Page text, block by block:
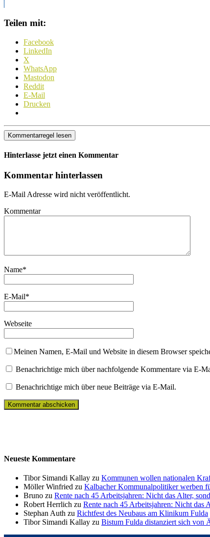
Teilen mit:
Facebook
LinkedIn
X
WhatsApp
Mastodon
Reddit
E-Mail
Drucken
Kommentarregel lesen
Hinterlasse jetzt einen Kommentar
Kommentar hinterlassen
E-Mail Adresse wird nicht veröffentlicht.
Kommentar
Name*
E-Mail*
Webseite
Meinen Namen, E-Mail und Website in diesem Browser
Benachrichtige mich über nachfolgende Kommentare via E-
Benachrichtige mich über neue Beiträge via E-Mail.
Neueste Kommentare
Tibor Simandi Kallay zu Kommunen wollen nationalen
Möller Winfried zu Kalbacher Kommunalpolitiker werben
Bruno zu Rente nach 45 Arbeitsjahren: Nicht das Alter,
Robert Herrlich zu Rente nach 45 Arbeitsjahren: Nicht das
Stephan Auth zu Richtfest des Neubaus am Klinikum Fulda
Tibor Simandi Kallay zu Bistum Fulda distanziert sich von